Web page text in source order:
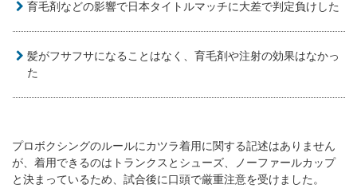
育毛剤などの影響で日本タイトルマッチに大差で判定負けした
髪がフサフサになることはなく、育毛剤や注射の効果はなかっ
た
プロボクシングのルールにカツラ着用に関する記述はありません
が、着用できるのはトランクスとシューズ、ノーファールカップ
と決まっているため、試合後に口頭で厳重注意を受けました。